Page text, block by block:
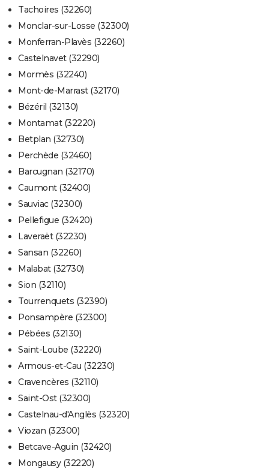
Tachoires (32260)
Monclar-sur-Losse (32300)
Monferran-Plavès (32260)
Castelnavet (32290)
Mormès (32240)
Mont-de-Marrast (32170)
Bézéril (32130)
Montamat (32220)
Betplan (32730)
Perchède (32460)
Barcugnan (32170)
Caumont (32400)
Sauviac (32300)
Pellefigue (32420)
Laveraët (32230)
Sansan (32260)
Malabat (32730)
Sion (32110)
Tourrenquets (32390)
Ponsampère (32300)
Pébées (32130)
Saint-Loube (32220)
Armous-et-Cau (32230)
Cravencères (32110)
Saint-Ost (32300)
Castelnau-d'Anglès (32320)
Viozan (32300)
Betcave-Aguin (32420)
Mongausy (32220)